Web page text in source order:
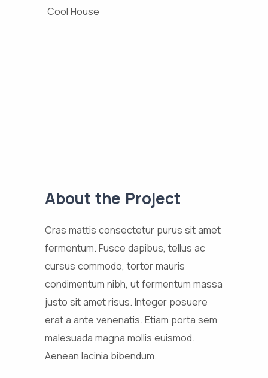
Cool House
About the Project
Cras mattis consectetur purus sit amet
fermentum. Fusce dapibus, tellus ac
cursus commodo, tortor mauris
condimentum nibh, ut fermentum massa
justo sit amet risus. Integer posuere
erat a ante venenatis. Etiam porta sem
malesuada magna mollis euismod.
Aenean lacinia bibendum.